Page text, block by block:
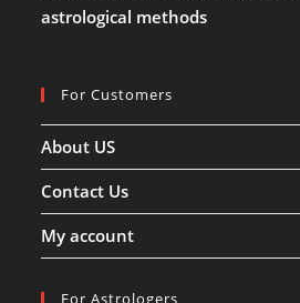
astrological methods
For Customers
About US
Contact Us
My account
For Astrologers